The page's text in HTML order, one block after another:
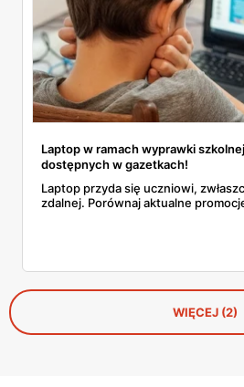
Laptop w ramach wyprawki
dostępnych w gazetkach!
Laptop przyda się uczniowi,
zdalnej. Porównaj aktualne
WIĘCEJ (2)